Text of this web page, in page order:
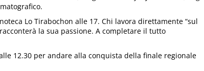
Lo Tirabochon alle 17. Chi lavora direttamente “sul
la sua passione. A completare il tutto
12.30 per andare alla conquista della finale regionale